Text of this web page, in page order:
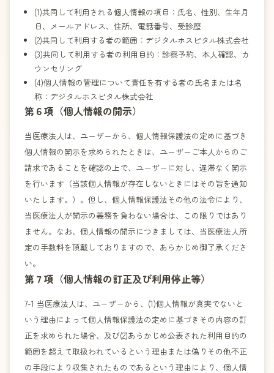
(1)共同して利用される個人情報の項目：氏名、性別、生年月
日、メールアドレス、住所、電話番号、受診歴
(2)共同して利用する者の範囲：デジタルホスピタル株式会社
(3)共同して利用する者の利用目的：診察予約、本人確認、カ
ウンセリング
(4)個人情報の管理について責任を有する者の氏名または名
称：デジタルホスピタル株式会社
第６項（個人情報の開示）
当医療法人は、ユーザーから、個人情報保護法の定めに基づき
個人情報の開示を求められたときは、ユーザーご本人からのご
請求であることを確認の上で、ユーザーに対し、遅滞なく開示
を行います（当該個人情報が存在しないときにはその旨を通知
いたします。）。但し、個人情報保護法その他の法令により、
当医療法人が開示の義務を負わない場合は、この限りではあり
ません。なお、個人情報の開示につきましては、当医療法人所
定の手数料を頂戴しておりますので、あらかじめ御了承くださ
い。
第７項（個人情報の訂正及び利用停止等）
7-1 当医療法人は、ユーザーから、(1)個人情報が真実でないと
いう理由によって個人情報保護法の定めに基づきその内容の訂
正を求められた場合、及び(2)あらかじめ公表された利用目的の
範囲を超えて取扱われているという理由または偽りその他不正
の手段により収集されたものであるという理由により、個人情